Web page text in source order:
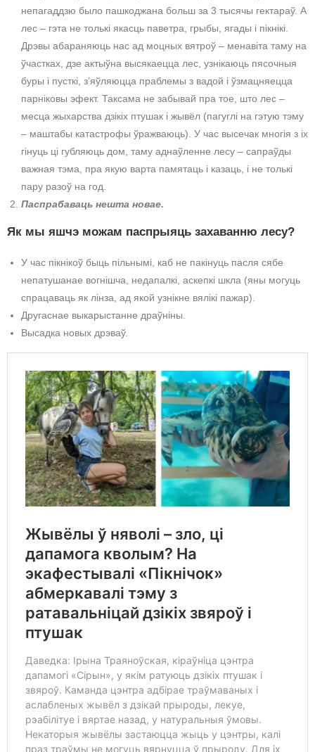
непагаддзю было пашкоджана больш за 3 тысячы гектараў. А
лес – гэта не толькі якасць паветра, грыбы, ягады і пікнікі.
Дрэвы абараняюць нас ад моцных вятроў – менавіта таму на
ўчастках, дзе актыўна высякаецца лес, узнікаюць пясочныя
буры і пусткі, з’яўляюцца праблемы з вадой і ўзмацняецца
парніковы эфект. Таксама не забывай пра тое, што лес –
месца жыхарства дзікіх птушак і жывёл (пагуглі на гэтую тэму
– маштабы катастрофы ўражваюць). У час высечак многія з іх
гінуць ці губляюць дом, таму аднаўленне лесу – сапраўды
важная тэма, пра якую варта памятаць і казаць, і не толькі
пару разоў на год.
Паспрабаваць нешта новае.
Як мы яшчэ можам паспрыяць захаванню лесу?
У час пікнікоў быць пільнымі, каб не пакінуць пасля сябе
непатушанае вогнішча, недапалкі, аскепкі шкла (яны могуць
спрацаваць як лінза, ад якой узнікне вялікі пажар).
Другаснае выкарыстанне драўніны.
Высадка новых дрэваў.